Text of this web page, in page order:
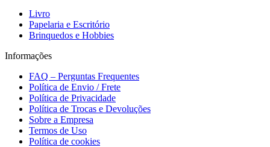
Livro
Papelaria e Escritório
Brinquedos e Hobbies
Informações
FAQ – Perguntas Frequentes
Política de Envio / Frete
Política de Privacidade
Política de Trocas e Devoluções
Sobre a Empresa
Termos de Uso
Política de cookies